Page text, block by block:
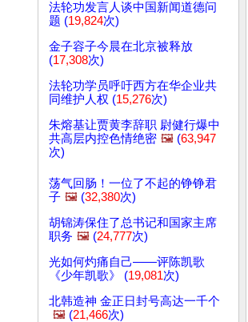
法轮功发言人谈中国新闻道德问
题 (19,824次)
金子容子今晨在北京被释放
(17,308次)
法轮功学员呼吁西方在华企业共
同维护人权 (15,276次)
朱熔基让贾黄李辞职 尉健行爆中
共高层内控色情绝密 🖼️ (63,947
次)
荡气回肠！一位了不起的铮铮君
子 🖼️ (32,380次)
胡锦涛保住了总书记和国家主席
职务 🖼️ (24,777次)
光如何灼痛自己——评陈凯歌
《少年凯歌》 (19,081次)
北韩造神 金正日封号高达一千个
🖼️ (21,466次)